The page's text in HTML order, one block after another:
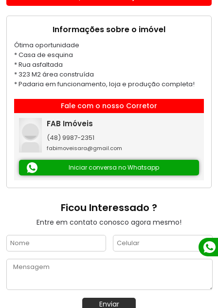
Informações sobre o imóvel
Ótima oportunidade
* Casa de esquina
* ⁠Rua asfaltada
* ⁠323 M2 área construída
* ⁠Padaria em funcionamento, loja e produção completa!
Fale com o nosso Corretor
FAB Imóveis
(48) 9987-2351
fabimoveisara@gmail.com
Iniciar conversa no Whatsapp
Ficou Interessado ?
Entre em contato conosco agora mesmo!